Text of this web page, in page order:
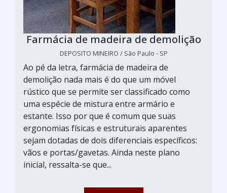
Farmácia de madeira de demolição
DEPOSITO MINEIRO / São Paulo - SP
Ao pé da letra, farmácia de madeira de
demolição nada mais é do que um móvel
rústico que se permite ser classificado como
uma espécie de mistura entre armário e
estante. Isso por que é comum que suas
ergonomias físicas e estruturais aparentes
sejam dotadas de dois diferenciais específicos:
vãos e portas/gavetas. Ainda neste plano
inicial, ressalta-se que...